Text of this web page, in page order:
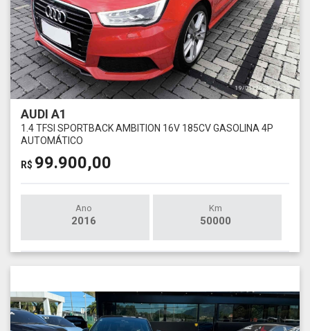
AUDI A1
1.4 TFSI SPORTBACK AMBITION 16V 185CV GASOLINA 4P
AUTOMÁTICO
R$ 99.900,00
Ano
2016
Km
50000